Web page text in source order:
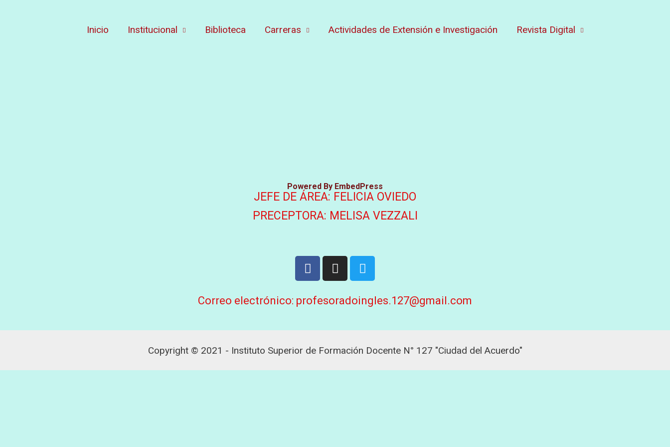
Inicio Institucional Biblioteca Carreras Actividades de Extensión e Investigación Revista Digital
Powered By EmbedPress
JEFE DE ÁREA: FELICIA OVIEDO
PRECEPTORA: MELISA VEZZALI
Correo electrónico: profesoradoingles.127@gmail.com
Copyright © 2021 - Instituto Superior de Formación Docente N° 127 "Ciudad del Acuerdo"